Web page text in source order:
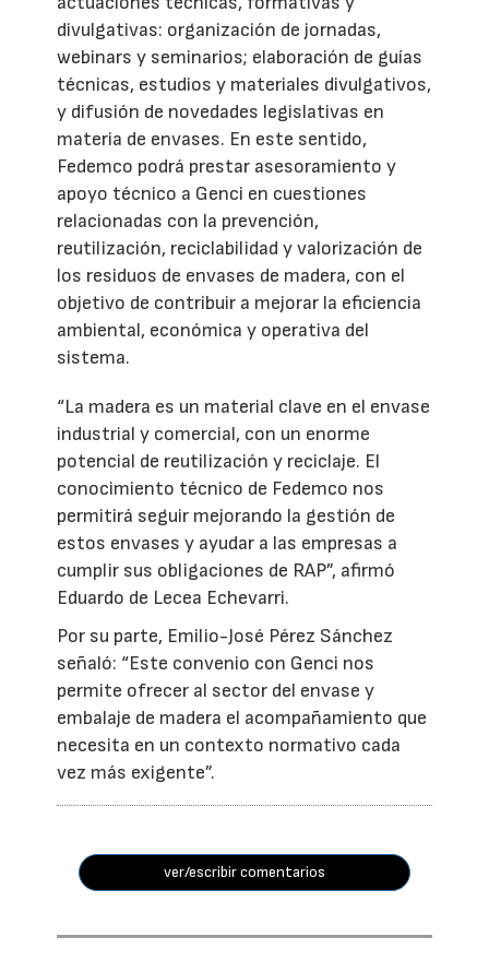
divulgativas: organización de jornadas,
webinars y seminarios; elaboración de guías
técnicas, estudios y materiales divulgativos,
y difusión de novedades legislativas en
materia de envases. En este sentido,
Fedemco podrá prestar asesoramiento y
apoyo técnico a Genci en cuestiones
relacionadas con la prevención,
reutilización, reciclabilidad y valorización de
los residuos de envases de madera, con el
objetivo de contribuir a mejorar la eficiencia
ambiental, económica y operativa del
sistema.
“La madera es un material clave en el envase
industrial y comercial, con un enorme
potencial de reutilización y reciclaje. El
conocimiento técnico de Fedemco nos
permitirá seguir mejorando la gestión de
estos envases y ayudar a las empresas a
cumplir sus obligaciones de RAP”, afirmó
Eduardo de Lecea Echevarri.
Por su parte, Emilio-José Pérez Sánchez
señaló: “Este convenio con Genci nos
permite ofrecer al sector del envase y
embalaje de madera el acompañamiento que
necesita en un contexto normativo cada
vez más exigente”.
ver/escribir comentarios